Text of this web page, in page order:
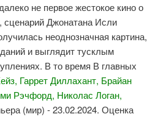
не первое жестокое кино о
сценарий Джонатана Исли
неоднозначная картина,
и выглядит тусклым
В то время В главных
Гаррет Диллахант, Брайан
Рэчфорд, Николас Логан,
(мир) - 23.02.2024. Оценка